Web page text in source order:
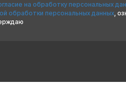
на обработку персональных
обработки персональных данных,